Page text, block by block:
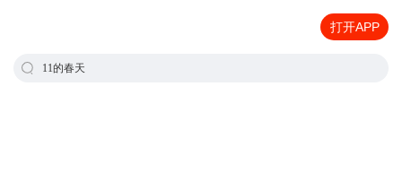
打开APP
11的春天